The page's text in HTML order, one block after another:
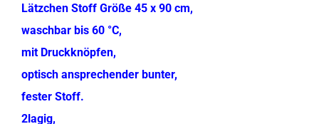
Lätzchen Stoff Größe 45 x 90 cm,
waschbar bis 60 °C,
mit Druckknöpfen,
optisch ansprechender bunter,
fester Stoff.
2lagig,